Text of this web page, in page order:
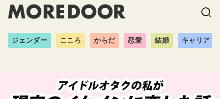
ジェンダー こころ からだ 恋愛 結婚 キャリア